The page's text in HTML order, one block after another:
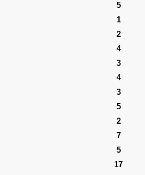
5
1
2
4
3
4
3
5
2
7
5
17